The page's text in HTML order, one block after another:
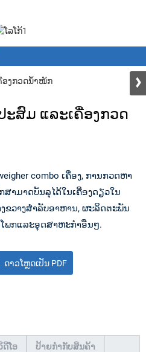
ະສົມ ແລະເຄື່ອງກວດ
combo ເຄື່ອງ, ການກວດຫາ
າມາດບັນລຸໄດ້ໃນເຄື່ອງດຽວໃນ
ຂວາງສໍາລັບອາຫານ, ຜະລິດຕະພັນ
ໂພກແລະອຸດສາຫະກໍາອື່ນໆ.
ດາວໂຫຼດເປັນ PDF
ດີໂອ ປ້າຍກຳກັບສິນຄ້າ